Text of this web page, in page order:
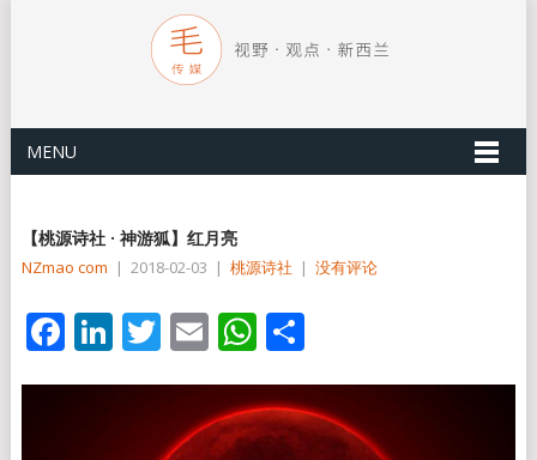
MENU
【桃源诗社 · 神游狐】红月亮
NZmao com | 2018-02-03 | 桃源诗社 | 没有评论
Facebook
LinkedIn
Twitter
EmailWhatsApp
分